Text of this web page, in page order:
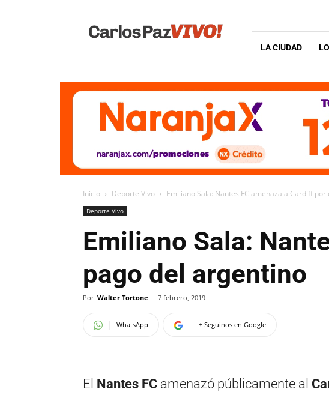
Vivo
LA CIUDAD
Inicio Deporte Vivo Emiliano Sala: Nantes FC amenaza a Cardiff
Deporte Vivo
Emiliano Sala:
pago del argentino
Por Walter Tortone - 7 febrero, 2019
WhatsApp + Seguinos en Google
El Nantes FC amenazó públicamente al